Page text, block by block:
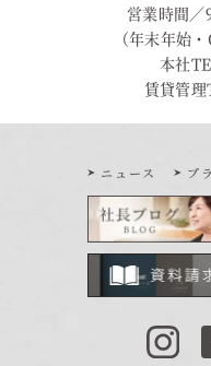
営業時間
（年末年始
本社
賃貸管
ニュース プ